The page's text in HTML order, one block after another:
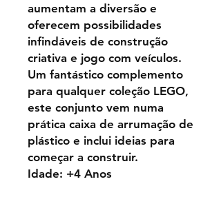
aumentam a diversão e
oferecem possibilidades
infindáveis de construção
criativa e jogo com veículos.
Um fantástico complemento
para qualquer coleção LEGO,
este conjunto vem numa
prática caixa de arrumação de
plástico e inclui ideias para
começar a construir.
Idade: +4 Anos